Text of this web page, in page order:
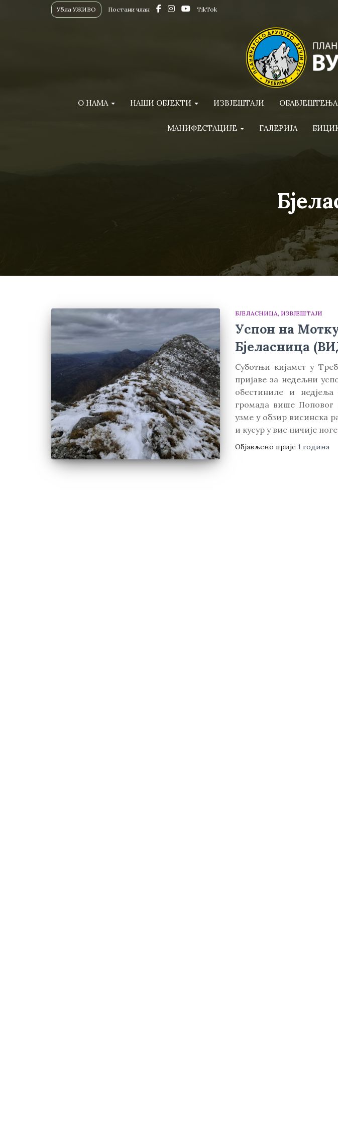
Убла УЖИВО Постани члан TikTok
О НАМА НАШИ ОБЈЕКТИ ИЗВЈЕШТАЈИ ОБАВЈЕШТЕЊА
МАНИФЕСТАЦИЈЕ ГАЛЕРИЈА
БЈЕЛАСНИЦА ИЗВЈЕШТАЈИ
Успон на
Бјеласница
Суботњи кијамет у
пријаве за недељни
обестиниле и
громада више
узме у обзир висинска
и кусур у вис ничије ноге
Објављено прије 1 година